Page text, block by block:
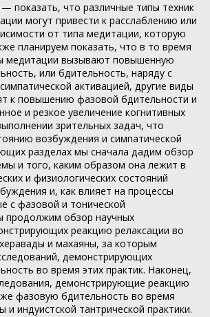
показать, что различные типы техник
могут привести к расслаблению или
от типа медитации, которую
планируем показать, что в то время
медитации вызывают повышенную
или бдительность, наряду с
активацией, другие виды
к повышению фазовой бдительности и
и резкое увеличение когнитивных
зрительных задач, что
возбуждения и симпатической
разделах мы сначала дадим обзор
и того, каким образом она лежит в
и физиологических состояний
и, как влияет на процессы
с фазовой и тонической
продолжим обзор научных
реакцию релаксации во
и махаяны, за которым
демонстрирующих
во время этих практик. Наконец,
демонстрирующие реакцию
фазовую бдительность во время
и индуистской тантрической практики.